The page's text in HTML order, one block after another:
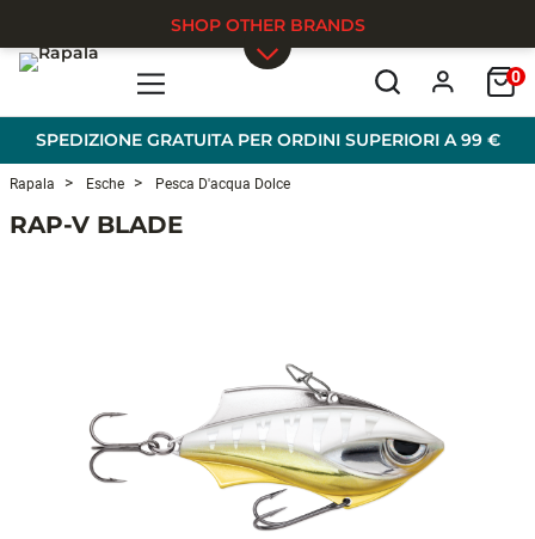
SPEDIZIONE GRATUITA PER ORDINI SUPERIORI A 99 €
0
SHOP OTHER BRANDS
Rapala Esche Pesca D'acqua Dolce
RAP-V BLADE